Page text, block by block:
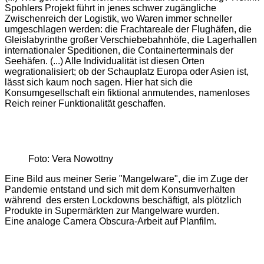
Spohlers Projekt führt in jenes schwer zugängliche
Zwischenreich der Logistik, wo Waren immer schneller
umgeschlagen werden: die Frachtareale der Flughäfen, die
Gleislabyrinthe großer Verschiebebahnhöfe, die Lagerhallen
internationaler Speditionen, die Containerterminals der
Seehäfen. (...) Alle Individualität ist diesen Orten
wegrationalisiert; ob der Schauplatz Europa oder Asien ist,
lässt sich kaum noch sagen. Hier hat sich die
Konsumgesellschaft ein fiktional anmutendes, namenloses
Reich reiner Funktionalität geschaffen.
Foto: Vera Nowottny
Eine Bild aus meiner Serie "Mangelware", die im Zuge der
Pandemie entstand und sich mit dem Konsumverhalten
während des ersten Lockdowns beschäftigt, als plötzlich
Produkte in Supermärkten zur Mangelware wurden.
Eine analoge Camera Obscura-Arbeit auf Planfilm.